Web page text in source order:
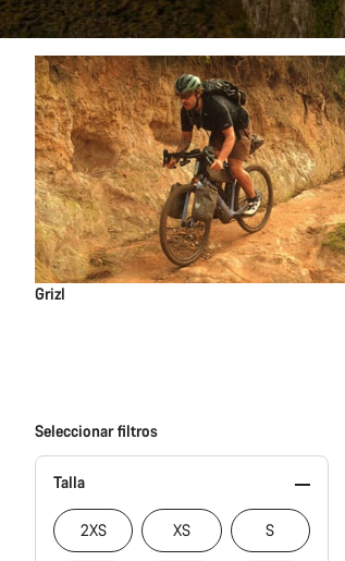
Grizl
Seleccionar filtros
Talla
2XS XS S